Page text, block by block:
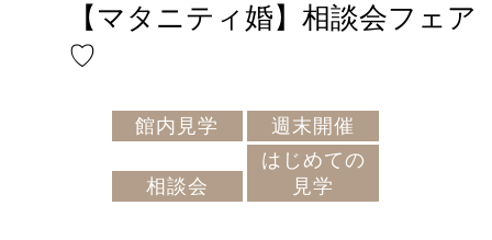
【マタニティ婚】相談会フェア
♡
館内見学 週末開催
相談会
はじめての
見学